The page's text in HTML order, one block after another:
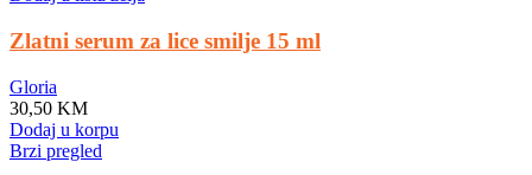
Zlatni serum za lice smilje 15 ml
Gloria
30,50 KM
Dodaj u korpu
Brzi pregled